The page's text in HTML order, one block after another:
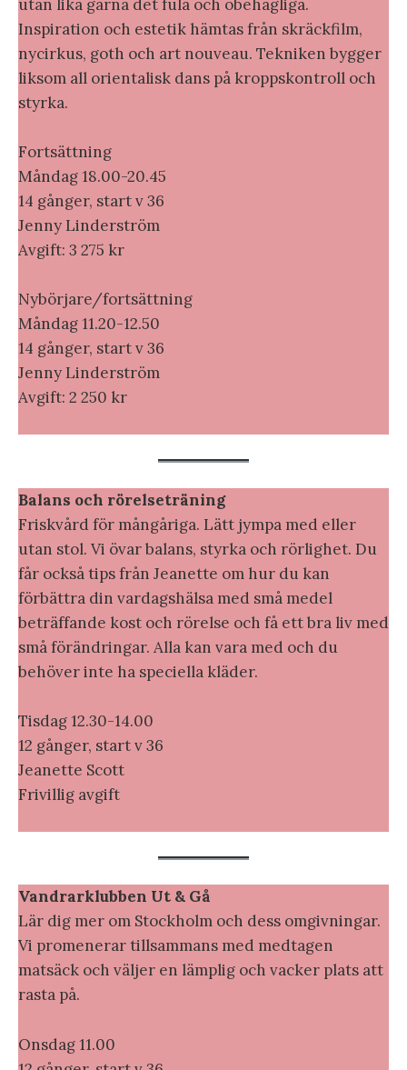
utan lika gärna det fula och obehagliga.
Inspiration och estetik hämtas från skräckfilm,
nycirkus, goth och art nouveau. Tekniken bygger
liksom all orientalisk dans på kroppskontroll och
styrka.
Fortsättning
Måndag 18.00-20.45
14 gånger, start v 36
Jenny Linderström
Avgift: 3 275 kr
Nybörjare/fortsättning
Måndag 11.20-12.50
14 gånger, start v 36
Jenny Linderström
Avgift: 2 250 kr
Balans och rörelseträning
Friskvård för mångåriga. Lätt jympa med eller
utan stol. Vi övar balans, styrka och rörlighet. Du
får också tips från Jeanette om hur du kan
förbättra din vardagshälsa med små medel
beträffande kost och rörelse och få ett bra liv med
små förändringar. Alla kan vara med och du
behöver inte ha speciella kläder.
Tisdag 12.30-14.00
12 gånger, start v 36
Jeanette Scott
Frivillig avgift
Vandrarklubben Ut & Gå
Lär dig mer om Stockholm och dess omgivningar.
Vi promenerar tillsammans med medtagen
matsäck och väljer en lämplig och vacker plats att
rasta på.
Onsdag 11.00